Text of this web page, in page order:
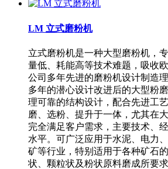
LM 立式磨粉机
立式磨粉机是一种大型磨粉机，
量低、耗能高等技术难题，吸收
公司多年先进的磨粉机设计制造
多年的潜心设计改进后的大型粉
理可靠的结构设计，配合先进工
磨、选粉、提升于一体，尤其在
完全满足客户需求，主要技术、
水平。可广泛应用于水泥、电力
矿等行业，特别适用于各种矿石
状、颗粒状及粉状原料磨成所要求